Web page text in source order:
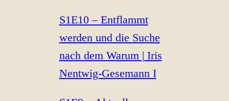
S1E10 – Entflammt
werden und die Suche
nach dem Warum | Iris
Nentwig-Gesemann I